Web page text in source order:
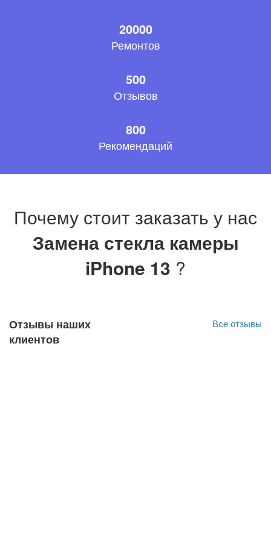
20000
Ремонтов
500
Отзывов
800
Рекомендаций
Почему стоит заказать у нас
Замена стекла камеры
iPhone 13 ?
Отзывы наших
клиентов
Все отзывы